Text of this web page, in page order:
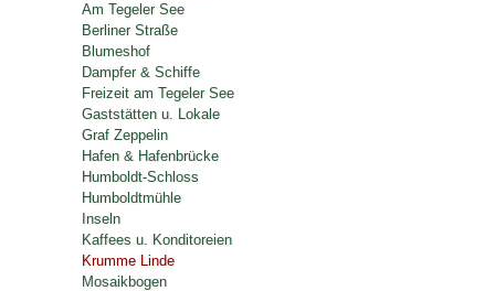
Am Tegeler See
Berliner Straße
Blumeshof
Dampfer & Schiffe
Freizeit am Tegeler See
Gaststätten u. Lokale
Graf Zeppelin
Hafen & Hafenbrücke
Humboldt-Schloss
Humboldtmühle
Inseln
Kaffees u. Konditoreien
Krumme Linde
Mosaikbogen